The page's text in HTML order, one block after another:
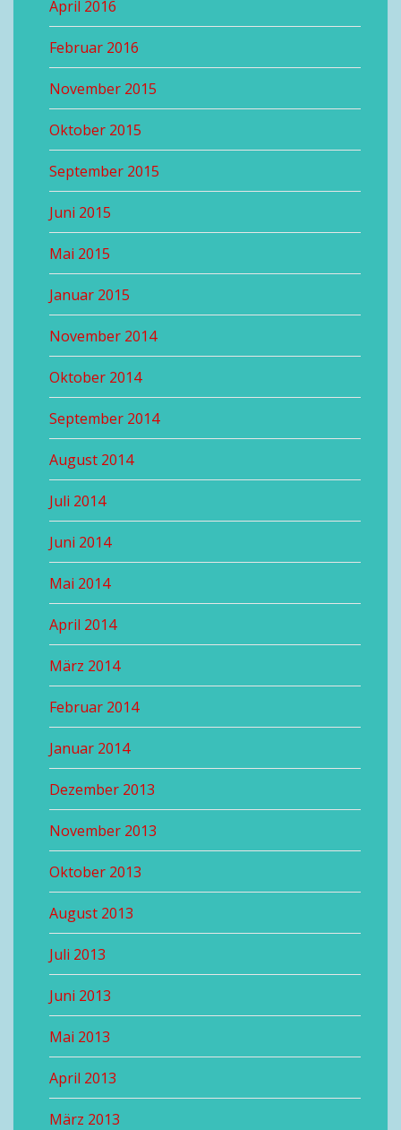
April 2016
Februar 2016
November 2015
Oktober 2015
September 2015
Juni 2015
Mai 2015
Januar 2015
November 2014
Oktober 2014
September 2014
August 2014
Juli 2014
Juni 2014
Mai 2014
April 2014
März 2014
Februar 2014
Januar 2014
Dezember 2013
November 2013
Oktober 2013
August 2013
Juli 2013
Juni 2013
Mai 2013
April 2013
März 2013